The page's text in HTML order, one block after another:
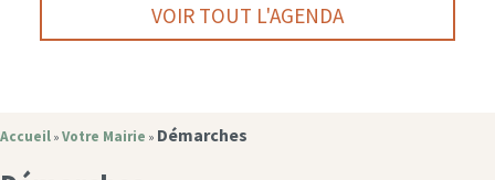
VOIR TOUT L'AGENDA
Accueil » Votre Mairie » Démarches